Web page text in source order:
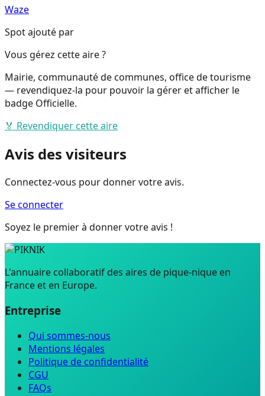
Waze
Spot ajouté par
Vous gérez cette aire ?
Mairie, communauté de communes, office de tourisme
— revendiquez-la pour pouvoir la gérer et afficher le
badge Officielle.
🏅 Revendiquer cette aire
Avis des visiteurs
Connectez-vous pour donner votre avis.
Se connecter
Soyez le premier à donner votre avis !
L'annuaire collaboratif des aires de pique-nique en
France et en Europe.
Entreprise
Qui sommes-nous
Mentions légales
Politique de confidentialité
CGU
FAQs